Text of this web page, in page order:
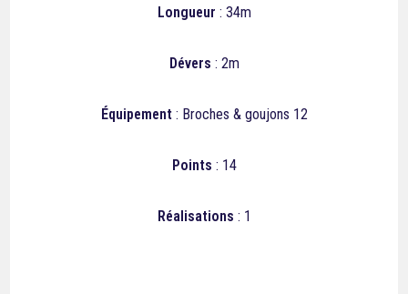
Longueur : 34m
Dévers : 2m
Équipement: Broches & goujons 12
Points : 14
Réalisations : 1